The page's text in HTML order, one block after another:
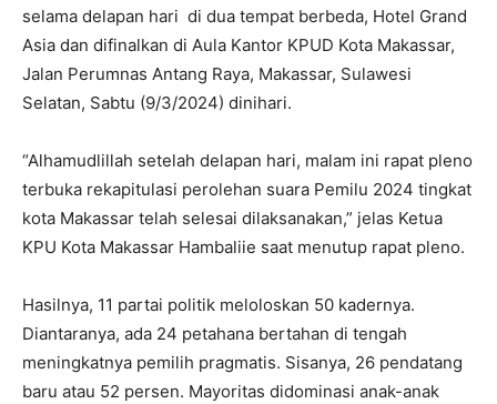
selama delapan hari di dua tempat berbeda, Hotel Grand
Asia dan difinalkan di Aula Kantor KPUD Kota Makassar,
Jalan Perumnas Antang Raya, Makassar, Sulawesi
Selatan, Sabtu (9/3/2024) dinihari.
“Alhamudlillah setelah delapan hari, malam ini rapat pleno
terbuka rekapitulasi perolehan suara Pemilu 2024 tingkat
kota Makassar telah selesai dilaksanakan,” jelas Ketua
KPU Kota Makassar Hambaliie saat menutup rapat pleno.
Hasilnya, 11 partai politik meloloskan 50 kadernya.
Diantaranya, ada 24 petahana bertahan di tengah
meningkatnya pemilih pragmatis. Sisanya, 26 pendatang
baru atau 52 persen. Mayoritas didominasi anak-anak